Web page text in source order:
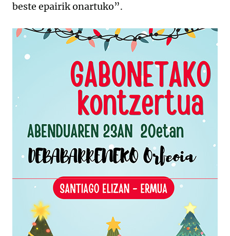
beste epairik onartuko”.